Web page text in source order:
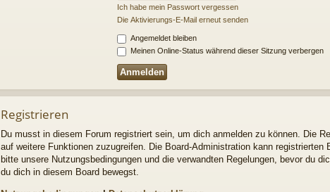
Ich habe mein Passwort vergessen
Die Aktivierungs-E-Mail erneut senden
Angemeldet bleiben
Meinen Online-Status während dieser Sitzung verbergen
Registrieren
Du musst in diesem Forum registriert sein, um dich anmelden zu können. Die
auf weitere Funktionen zuzugreifen. Die Board-Administration kann
bitte unsere Nutzungsbedingungen und die verwandten Regelungen, bevor du
du dich in diesem Board bewegst.